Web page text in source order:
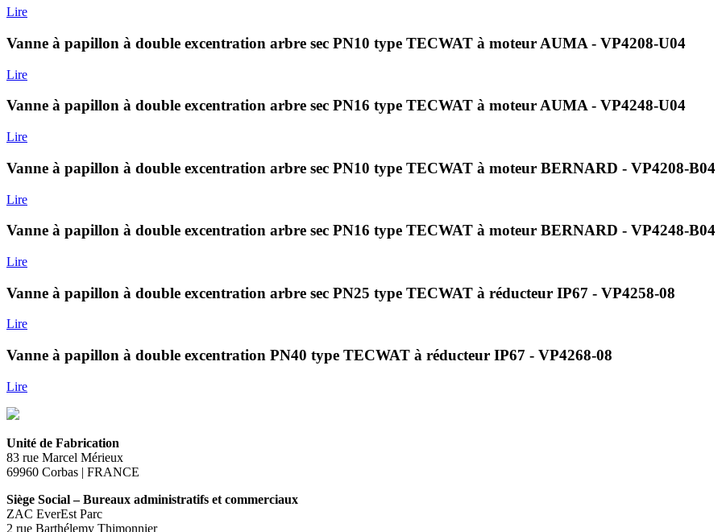
Lire
Vanne à papillon à double excentration arbre sec PN10 type TECWAT à moteur AUMA - VP4208-U04
Lire
Vanne à papillon à double excentration arbre sec PN16 type TECWAT à moteur AUMA - VP4248-U04
Lire
Vanne à papillon à double excentration arbre sec PN10 type TECWAT à moteur BERNARD - VP4208-B04
Lire
Vanne à papillon à double excentration arbre sec PN16 type TECWAT à moteur BERNARD - VP4248-B04
Lire
Vanne à papillon à double excentration arbre sec PN25 type TECWAT à réducteur IP67 - VP4258-08
Lire
Vanne à papillon à double excentration PN40 type TECWAT à réducteur IP67 - VP4268-08
Lire
Unité de Fabrication
83 rue Marcel Mérieux
69960 Corbas | FRANCE
Siège Social – Bureaux administratifs et commerciaux
ZAC EverEst Parc
2 rue Barthélemy Thimonnier